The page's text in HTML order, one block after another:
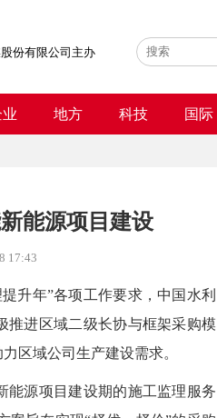
份有限公司主办
地方 科技 国际
能源项目建设
17:43
升年”各项工作要求，中国水利
推进区域二级长协与框架采购模
区域公司生产建设需求。
源项目建设期的施工监理服务